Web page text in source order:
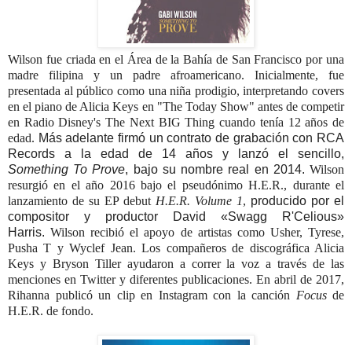
Wilson fue criada en el Área de la Bahía de San Francisco por una
madre filipina y un padre afroamericano. Inicialmente, fue
presentada al público como una niña prodigio, interpretando covers
en el piano de Alicia Keys en "The Today Show" antes de competir
en Radio Disney's The Next BIG Thing cuando tenía 12 años de
edad. Más adelante firmó un contrato de grabación con RCA
Records a la edad de 14 años y lanzó el sencillo,
Something To Prove, bajo su nombre real en 2014.Wilson
resurgió en el año 2016 bajo el pseudónimo H.E.R., durante el
lanzamiento de su EP debut H.E.R. Volume 1, producido por el
compositor y productor David «Swagg R'Celious»
Harris. Wilson recibió el apoyo de artistas como Usher, Tyrese,
Pusha T y Wyclef Jean. Los compañeros de discográfica Alicia
Keys y Bryson Tiller ayudaron a correr la voz a través de las
menciones en Twitter y diferentes publicaciones. En abril de 2017,
Rihanna publicó un clip en Instagram con la canción Focus de
H.E.R. de fondo.